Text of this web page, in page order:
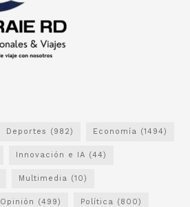
Deportes (982) Economía (1494)
Innovación e IA (44)
Multimedia (10)
Opinión (499) Política (800)